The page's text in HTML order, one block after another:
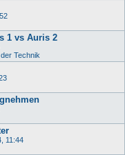
1 vs Auris 2
Technik
11:44